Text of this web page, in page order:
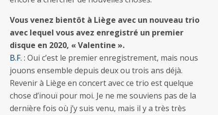
Vous venez bientôt à Liège avec un nouveau trio
avec lequel vous avez enregistré un premier
disque en 2020, « Valentine ».
B.F. : Oui c’est le premier enregistrement, mais nous
jouons ensemble depuis deux ou trois ans déjà.
Revenir à Liège en concert avec ce trio est quelque
chose d’inouï pour moi. Je ne me souviens pas de la
dernière fois où j’y suis venu, mais il y a très très